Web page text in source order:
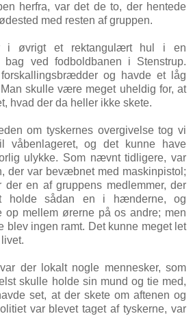
herfra, var det de to, der hentede
med resten af gruppen.
i øvrigt et rektangulært hul i en
bag ved fodboldbanen i Stenstrup.
og havde et låg
skulle være meget uheldig for, at
hvad der da heller ikke skete.
om tyskernes overgivelse tog vi
våbenlageret, og det kunne have
ulykke. Som nævnt tidligere, var
der var bevæbnet med maskinpistol;
en af gruppens medlemmer, der
holde sådan en i hænderne, og
op mellem ørerne på os andre; men
blev ingen ramt. Det kunne meget let
der lokalt nogle mennesker, som
skulle holde sin mund og tie med,
set, at der skete om aftenen og
var blevet taget af tyskerne, var